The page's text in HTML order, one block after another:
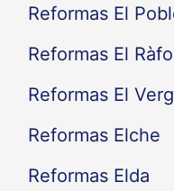
Reformas El
Reformas El
Reformas El
Reformas Elche
Reformas Elda